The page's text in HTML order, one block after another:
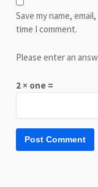
Save my name,
time I comment.
Please enter an
2 × one =